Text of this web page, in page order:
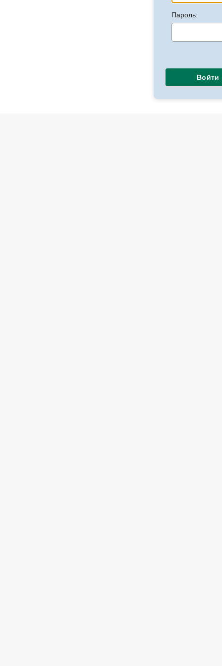
Пароль:
Войти